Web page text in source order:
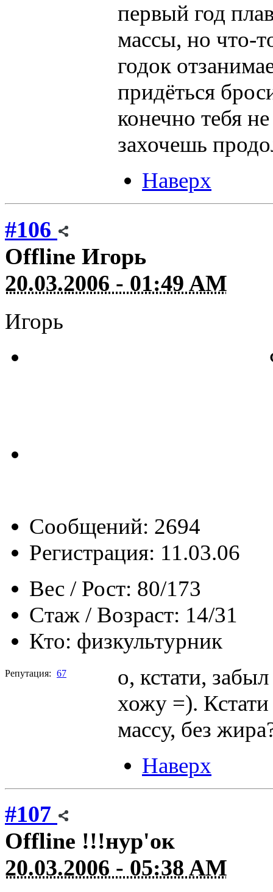
первый год
массы, но что-
годок
придёться
конечно тебя
захочешь
Наверх
#106
Offline Игорь
20.03.2006 - 01:49 AM
Игорь
Сообщений: 2694
Регистрация: 11.03.06
Вес / Рост: 80/173
Стаж / Возраст: 14/31
Кто: физкультурник
Репутация: 67
о, кстати,
хожу =).
массу, без
Наверх
#107
Offline !!!нур'ок
20.03.2006 - 05:38 AM